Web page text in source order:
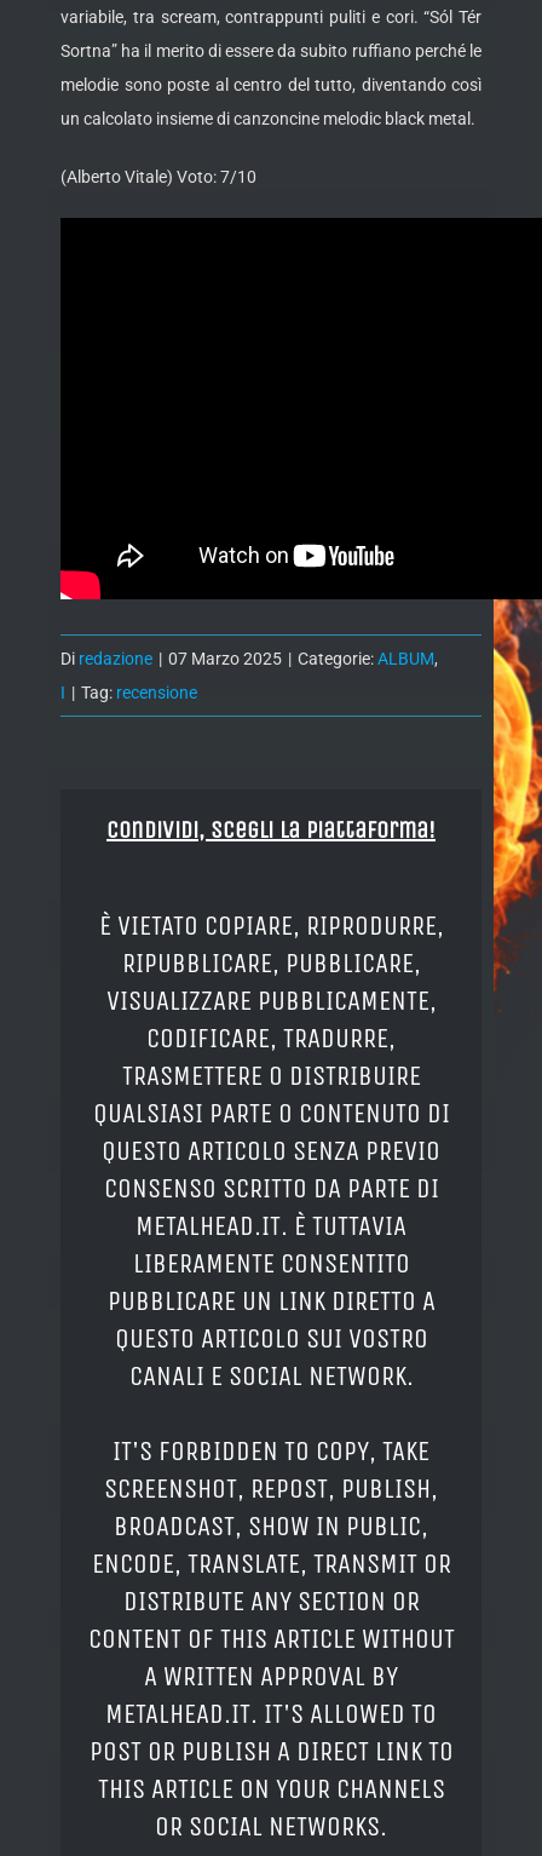
variabile, tra scream, contrappunti puliti e cori. “Sól Tér
Sortna” ha il merito di essere da subito ruffiano perché le
melodie sono poste al centro del tutto, diventando così
un calcolato insieme di canzoncine melodic black metal.
(Alberto Vitale) Voto: 7/10
Di redazione | 07 Marzo 2025 | Categorie:ALBUM,
I | Tag: recensione
Condividi, Scegli la piattaforma!
È VIETATO COPIARE, RIPRODURRE,
RIPUBBLICARE, PUBBLICARE,
VISUALIZZARE PUBBLICAMENTE,
CODIFICARE, TRADURRE,
TRASMETTERE O DISTRIBUIRE
QUALSIASI PARTE O CONTENUTO DI
QUESTO ARTICOLO SENZA PREVIO
CONSENSO SCRITTO DA PARTE DI
METALHEAD.IT. È TUTTAVIA
LIBERAMENTE CONSENTITO
PUBBLICARE UN LINK DIRETTO A
QUESTO ARTICOLO SUI VOSTRO
CANALI E SOCIAL NETWORK.
IT'S FORBIDDEN TO COPY, TAKE
SCREENSHOT, REPOST, PUBLISH,
BROADCAST, SHOW IN PUBLIC,
ENCODE, TRANSLATE, TRANSMIT OR
DISTRIBUTE ANY SECTION OR
CONTENT OF THIS ARTICLE WITHOUT
A WRITTEN APPROVAL BY
METALHEAD.IT. IT'S ALLOWED TO
POST OR PUBLISH A DIRECT LINK TO
THIS ARTICLE ON YOUR CHANNELS
OR SOCIAL NETWORKS.